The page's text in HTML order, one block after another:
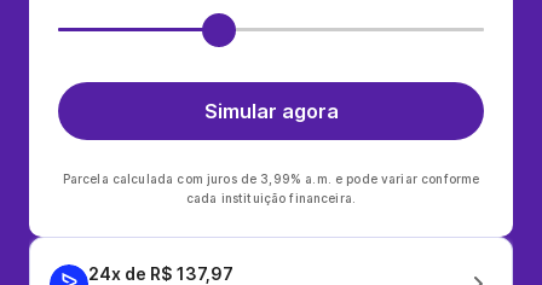
Simular agora
Parcela calculada com juros de 3,99% a.m. e pode variar conforme
cada instituição financeira.
24x de R$ 137,97